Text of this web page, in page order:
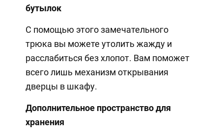
бутылок
С помощью этого замечательного
трюка вы можете утолить жажду и
расслабиться без хлопот. Вам поможет
всего лишь механизм открывания
дверцы в шкафу.
Дополнительное пространство для
хранения